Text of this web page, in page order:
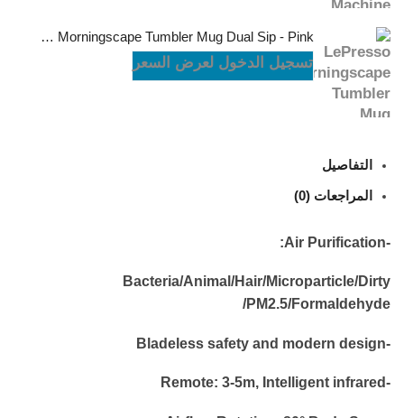
LePresso Morningscape Tumbler Mug Dual Sip - Pink
تسجيل الدخول لعرض السعر
التفاصيل
المراجعات (0)
-Air Purification:
Bacteria/Animal/Hair/Microparticle/Dirty
/PM2.5/Formaldehyde
-Bladeless safety and modern design
-Remote: 3-5m, Intelligent infrared